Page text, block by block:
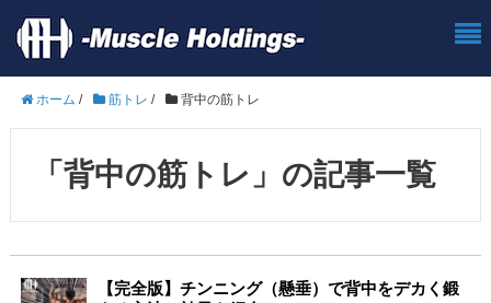
ホーム / 筋トレ / 背中の筋トレ
「背中の筋トレ」の記事一覧
【完全版】チンニング（懸垂）で背中をデカく鍛